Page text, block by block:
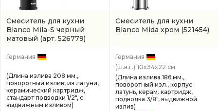
Смеситель для кухни
Blanco Mila-S черный
матовый (арт. 526779)
Германия
(Длина излива 208 мм.,
поворотный излив, из латуни,
керамический картридж,
стандарт подводки 1/2", с
выдвижным изливом)
Смеситель для кухни
Blanco Mida хром (521454)
Германия
(ш.в.г.) 10x34x22 см
(Длина излива 186 мм.,
поворотный изл., корпус
латунь, керам. картридж,
подводка 3/8", выдвижной
излив)